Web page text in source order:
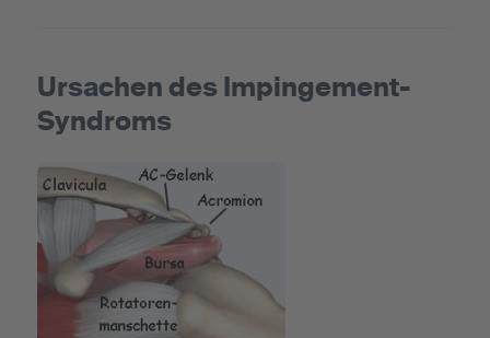
Ursachen des Impingement-
Syndroms